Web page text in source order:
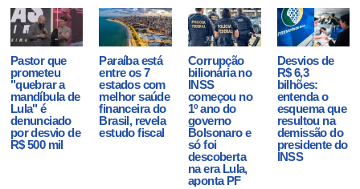
Pastor que
prometeu
"quebrar a
mandíbula de
Lula" é
denunciado
por desvio de
R$ 500 mil
Paraíba está
entre os 7
estados com
melhor saúde
financeira do
Brasil, revela
estudo fiscal
Corrupção
bilionária no
INSS
começou no
1º ano do
governo
Bolsonaro e
só foi
descoberta
na era Lula,
aponta PF
Desvios de
R$ 6,3
bilhões:
entenda o
esquema que
resultou na
demissão do
presidente do
INSS